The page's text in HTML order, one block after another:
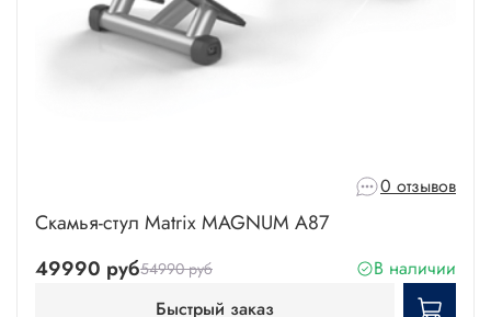
0 отзывов
Скамья-стул Matrix MAGNUM A87
49990 руб54990 руб
В наличии
Быстрый заказ